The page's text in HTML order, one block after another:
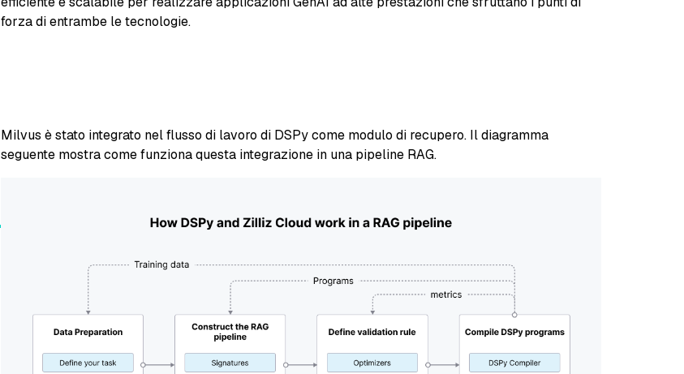
forza di entrambe le tecnologie.
Milvus è stato integrato nel flusso di lavoro di DSPy come modulo di recupero. Il diagramma
seguente mostra come funziona questa integrazione in una pipeline RAG.